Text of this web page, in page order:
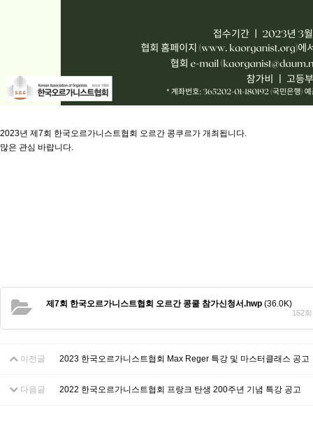
2023년 제7회 한국오르가니스트협회 오르간 콩쿠르가 개최됩니다.
많은 관심 바랍니다.
제7회 한국오르가니스트협회 오르간 콩쿨 참가신청서.hwp (36.0K)
152
이전글 2023 한국오르가니스트협회 Max Reger 특강 및 마스터클래스 공고
다음글 2022 한국오르가니스트협회 프랑크 탄생 200주년 기념 특강 공고